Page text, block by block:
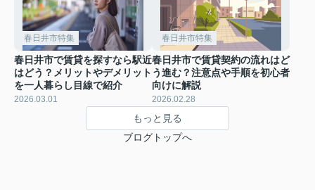
春日井市特集
春日井市で賃貸を探すなら駅近
はどう？メリットやデメリット
を一人暮らし目線で紹介
2026.03.01
春日井市特集
春日井市で賃貸契約の流れはど
う進む？注意点や手順を初心者
向けに解説
2026.02.28
もっと見る
ブログトップへ